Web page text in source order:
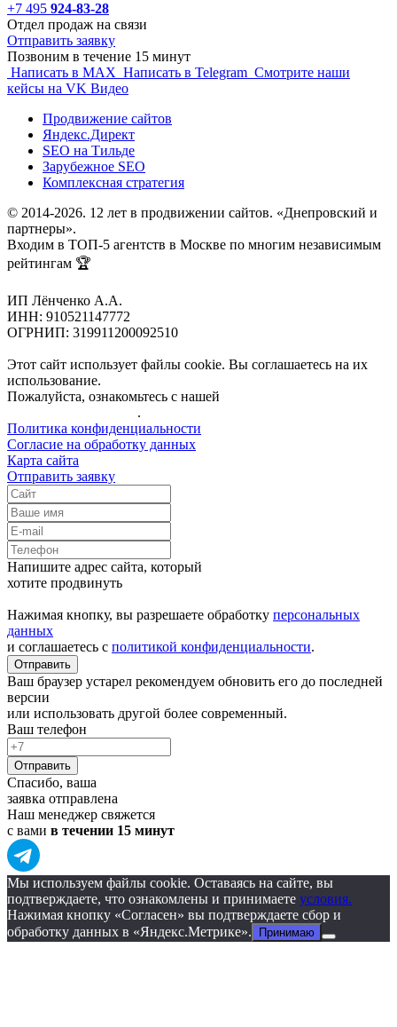
+7 495 924-83-28
Отдел продаж на связи
Отправить заявку
Позвоним в течение 15 минут
Написать в MAX Написать в Telegram Смотрите наши
кейсы на VK Видео
Продвижение сайтов
Яндекс.Директ
SEO на Тильде
Зарубежное SEO
Комплексная стратегия
© 2014-2026. 12 лет в продвижении сайтов. «Днепровский и
партнеры».
Входим в ТОП-5 агентств в Москве по многим независимым
рейтингам 🏆
ИП Лёнченко А.А.
ИНН: 910521147772
ОГРНИП: 319911200092510
Этот сайт использует файлы cookie. Вы соглашаетесь на их
использование.
Пожалуйста, ознакомьтесь с нашей
.
Политика конфиденциальности
Согласие на обработку данных
Карта сайта
Отправить заявку
Напишите адрес сайта, который
хотите продвинуть
Нажимая кнопку, вы разрешаете обработку персональных
данных
и соглашаетесь с политикой конфиденциальности.
Отправить
Ваш браузер устарел рекомендуем обновить его до последней
версии
или использовать другой более современный.
Ваш телефон
Отправить
Спасибо, ваша
заявка отправлена
Наш менеджер свяжется
с вами в течении 15 минут
Мы используем файлы cookie. Оставаясь на сайте, вы
подтверждаете, что ознакомлены и принимаете условия.
Нажимая кнопку «Согласен» вы подтверждаете сбор и
обработку данных в «Яндекс.Метрике».
Принимаю